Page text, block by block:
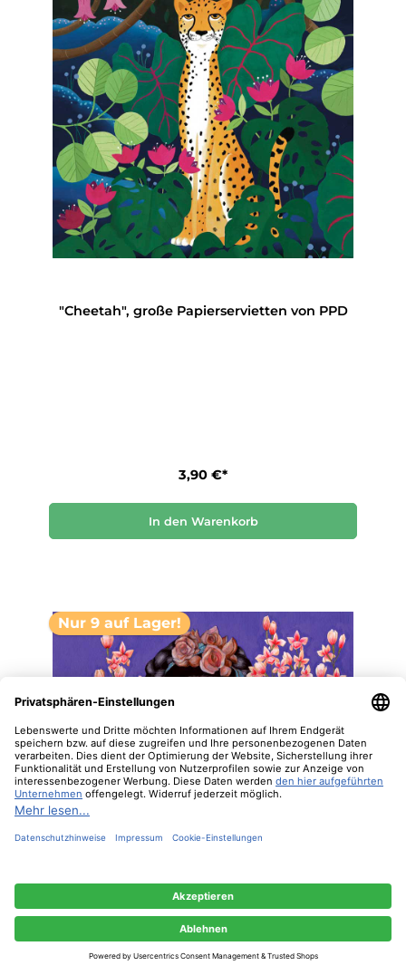
"Cheetah", große Papierservietten von PPD
3,90 €*
In den Warenkorb
Nur 9 auf Lager!
"Desperada", große Papierservietten von PPD